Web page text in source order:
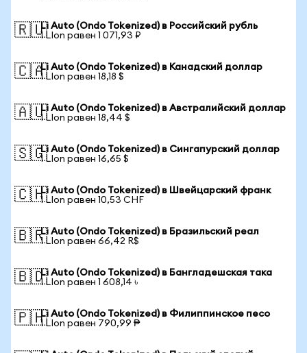
🇷🇺Li Auto (Ondo Tokenized) в Российский рубль
1 LIon равен 1 071,93 ₽
🇨🇦Li Auto (Ondo Tokenized) в Канадский доллар
1 LIon равен 18,18 $
🇦🇺Li Auto (Ondo Tokenized) в Австралийский доллар
1 LIon равен 18,44 $
🇸🇬Li Auto (Ondo Tokenized) в Сингапурский доллар
1 LIon равен 16,65 $
🇨🇭Li Auto (Ondo Tokenized) в Швейцарский франк
1 LIon равен 10,53 CHF
🇧🇷Li Auto (Ondo Tokenized) в Бразильский реал
1 LIon равен 66,42 R$
🇧🇩Li Auto (Ondo Tokenized) в Бангладешская така
1 LIon равен 1 608,14 ৳
🇵🇭Li Auto (Ondo Tokenized) в Филиппинское песо
1 LIon равен 790,99 ₱